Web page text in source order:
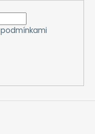
podmínkami